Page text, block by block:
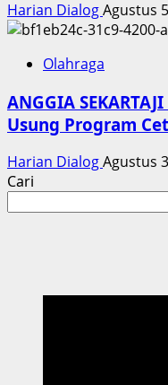
Harian DialogAgustus
Olahraga
ANGGIA
Usung Program
Harian DialogAgustus
Cari